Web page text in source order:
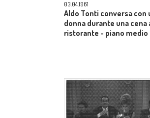
03.04.1961
Aldo Tonti conversa con
donna durante una cena
ristorante - piano medio